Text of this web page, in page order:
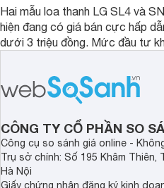
Hai mẫu loa thanh LG SL4 và
hiện đang có giá bán cực hấp
dưới 3 triệu đồng. Mức đầu tư
được lại vô cùng lớn, bởi đây
2 mẫu rất hot tại thời điểm mới ra
CÔNG TY CỔ PHẦN SO
Công cụ so sánh giá online -
Trụ sở chính: Số 195 Khâm Thiên,
Hà Nội
Giấy chứng nhận đăng ký kinh